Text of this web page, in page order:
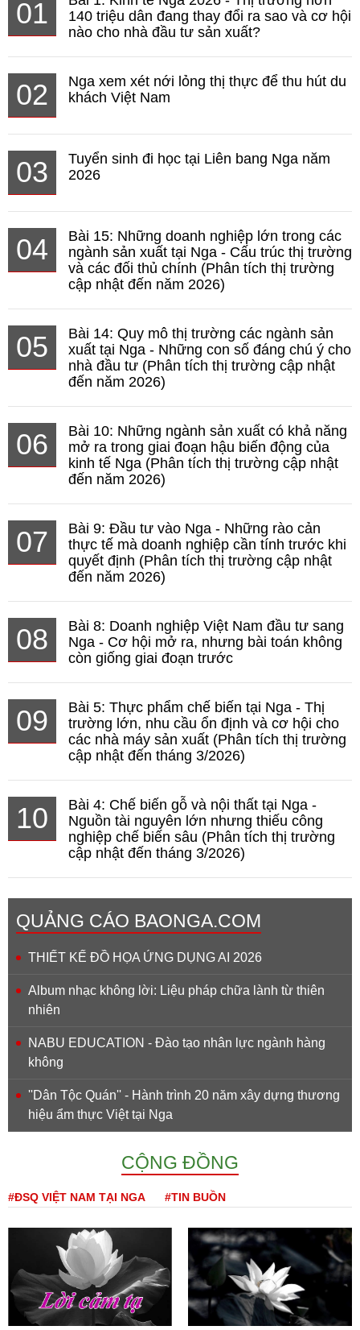
01
140 triệu dân đang thay đổi ra sao và cơ hội
nào cho nhà đầu tư sản xuất?
02
Nga xem xét nới lỏng thị thực để thu hút du
khách Việt Nam
03
Tuyển sinh đi học tại Liên bang Nga năm
2026
04
Bài 15: Những doanh nghiệp lớn trong các
ngành sản xuất tại Nga - Cấu trúc thị trường
và các đối thủ chính (Phân tích thị trường
cập nhật đến năm 2026)
05
Bài 14: Quy mô thị trường các ngành sản
xuất tại Nga - Những con số đáng chú ý cho
nhà đầu tư (Phân tích thị trường cập nhật
đến năm 2026)
06
Bài 10: Những ngành sản xuất có khả năng
mở ra trong giai đoạn hậu biến động của
kinh tế Nga (Phân tích thị trường cập nhật
đến năm 2026)
07
Bài 9: Đầu tư vào Nga - Những rào cản
thực tế mà doanh nghiệp cần tính trước khi
quyết định (Phân tích thị trường cập nhật
đến năm 2026)
08
Bài 8: Doanh nghiệp Việt Nam đầu tư sang
Nga - Cơ hội mở ra, nhưng bài toán không
còn giống giai đoạn trước
09
Bài 5: Thực phẩm chế biến tại Nga - Thị
trường lớn, nhu cầu ổn định và cơ hội cho
các nhà máy sản xuất (Phân tích thị trường
cập nhật đến tháng 3/2026)
10
Bài 4: Chế biến gỗ và nội thất tại Nga -
Nguồn tài nguyên lớn nhưng thiếu công
nghiệp chế biến sâu (Phân tích thị trường
cập nhật đến tháng 3/2026)
QUẢNG CÁO BAONGA.COM
THIẾT KẾ ĐỒ HỌA ỨNG DỤNG AI 2026
Album nhạc không lời: Liệu pháp chữa lành từ thiên
nhiên
NABU EDUCATION - Đào tạo nhân lực ngành hàng
không
''Dân Tộc Quán'' - Hành trình 20 năm xây dựng thương
hiệu ẩm thực Việt tại Nga
CỘNG ĐỒNG
#ĐSQ VIỆT NAM TẠI NGA #TIN BUỒN